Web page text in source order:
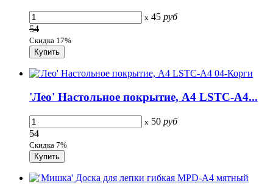
x 45 руб
54
Скидка 17%
'Лео' Настольное покрытие, А4 LSTC-A4...
x 50 руб
54
Скидка 7%